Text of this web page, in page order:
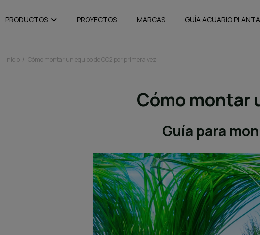
PRODUCTOS PROYECTOS MARCAS GUÍA ACUARIO
Inicio Cómo montar un equipo de CO2 por primera vez
Cómo montar
Guía para